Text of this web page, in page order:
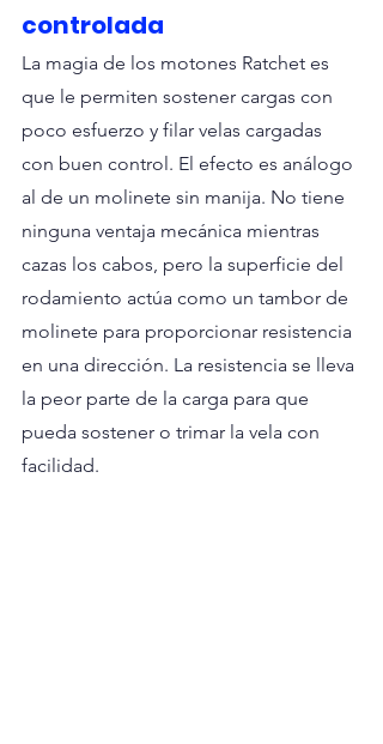
controlada
La magia de los motones Ratchet es
que le permiten sostener cargas con
poco esfuerzo y filar velas cargadas
con buen control. El efecto es análogo
al de un molinete sin manija. No tiene
ninguna ventaja mecánica mientras
cazas los cabos, pero la superficie del
rodamiento actúa como un tambor de
molinete para proporcionar resistencia
en una dirección. La resistencia se lleva
la peor parte de la carga para que
pueda sostener o trimar la vela con
facilidad.